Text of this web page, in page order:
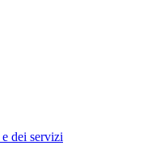
dei servizi